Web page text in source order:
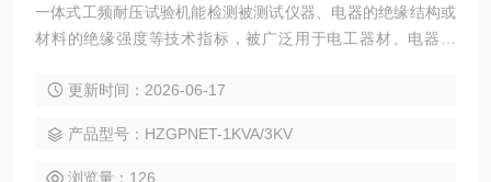
一体式工频耐压试验机能检测被测试仪器、电器的绝缘结构或
材料的绝缘强度等技术指标，被广泛用于电工器材、电器仪
的耐压测试，为国家安全标准的实施提供了测试手段，因而更
行业检测电气装置、电子仪器和家用电器等方面需要的仪器设
备。
更新时间：2026-06-17
产品型号：HZGPNET-1KVA/3KV
浏览量：126